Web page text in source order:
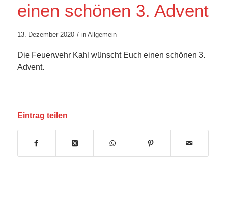
einen schönen 3. Advent
13. Dezember 2020 / in Allgemein
Die Feuerwehr Kahl wünscht Euch einen schönen 3.
Advent.
Eintrag teilen